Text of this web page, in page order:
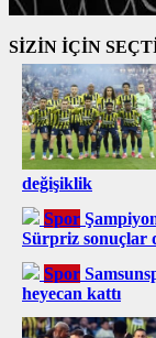
SİZİN İÇİN
değişiklik
Spor
Sürpriz sonuçlar
Spor
heyecan kattı